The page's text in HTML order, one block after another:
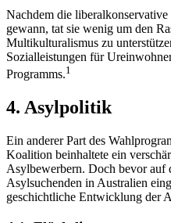
Nachdem die
gewann, tat sie wenig um den
Multikulturalismus zu
Sozialleistungen für
Programms.1
4. Asylpolitik
Ein anderer Part des
Koalition beinhaltete ein
Asylbewerbern. Doch bevor auf
Asylsuchenden in Australien
geschichtliche Entwicklung der